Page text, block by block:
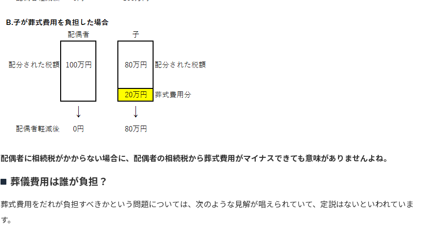
配偶者に相続税がかからない場合に、配偶者の相続税から葬式費用がマイナスできても意味がありませんよね。
葬儀費用は誰が負担？
葬式費用をだれが負担すべきかという問題については、次のような見解が唱えられていて、定説はないといわれていま
す。